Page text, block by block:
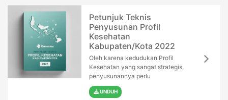
Petunjuk Teknis
Penyusunan Profil
Kesehatan
Kabupaten/Kota 2022
Oleh karena kedudukan Profil
Kesehatan yang sangat strategis,
penyusunannya perlu
UNDUH